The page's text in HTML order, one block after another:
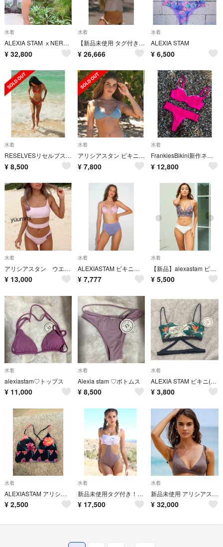
水着
ALEXIA STAM ⅹNERGY限定 水着 Kaytlyn Mサイズ
¥ 32,800
水着
【新品未使用 タグ付き】ALEXIA STAM ハーフジップラッシュ L カカオ
¥ 26,666
水着
ALEXIA STAM
¥ 6,500
水着
RESELVESリセルブス水着上下、未使用
¥ 8,500
水着
アリシアスタン ビキニトップ
¥ 7,800
水着
FrankiesBikini新作ネオンカラー水着ブラジリアンビキニフランキーズ
¥ 12,800
水着
アリシアスタン ウエストシェイプOPビキニ
¥ 13,000
水着
ALEXIASTAM ビキニ ハイウエストBTM Coco
¥ 7,777
水着
【新品】alexastam ビキニ ボトムス
¥ 5,500
水着
alexiastam♡トップス
¥ 11,000
水着
Alexia stam ♡ボトムス
¥ 8,500
水着
ALEXIA STAM ビキニ(上) S 未着用
¥ 3,800
水着
ALEXIASTAM アリシアスタン 水着 トップス
¥ 2,500
水着
新品未使用タグ付き！ アリシアスタン 水着 ワンピース タイプ
¥ 17,500
水着
新品未使用 アリシアスタン Lサイズ ビキニ ココナッツ
¥ 32,000